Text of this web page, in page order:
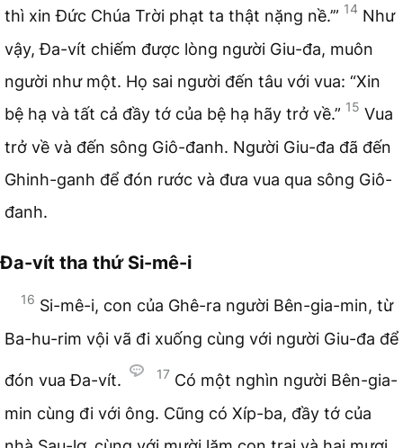
thì xin Đức Chúa Trời phạt ta thật nặng nề.’” 14 Như
vậy, Đa-vít chiếm được lòng người Giu-đa, muôn
người như một. Họ sai người đến tâu với vua: “Xin
bệ hạ và tất cả đầy tớ của bệ hạ hãy trở về.” 15 Vua
trở về và đến sông Giô-đanh. Người Giu-đa đã đến
Ghinh-ganh để đón rước và đưa vua qua sông Giô-
đanh.
Đa-vít tha thứ Si-mê-i
16 Si-mê-i, con của Ghê-ra người Bên-gia-min, từ
Ba-hu-rim vội vã đi xuống cùng với người Giu-đa để
đón vua Đa-vít. 17 Có một nghìn người Bên-gia-
min cùng đi với ông. Cũng có Xíp-ba, đầy tớ của